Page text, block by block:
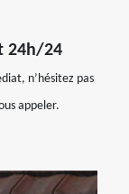
24h/24
n’hésitez pas
appeler.